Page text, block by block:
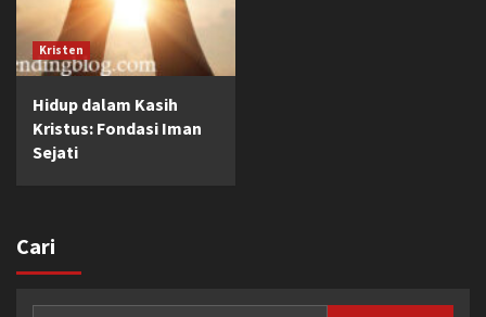
Kristen
Hidup dalam Kasih
Kristus: Fondasi Iman
Sejati
Cari